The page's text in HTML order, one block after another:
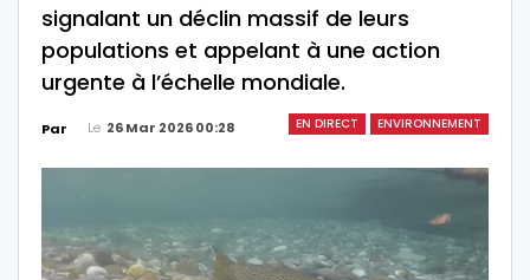
signalant un déclin massif de leurs
populations et appelant à une action
urgente à l’échelle mondiale.
EN DIRECT ENVIRONNEMENT
Par Le 26 Mar 2026 00:28